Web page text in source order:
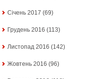
Січень 2017 (69)
Грудень 2016 (113)
Листопад 2016 (142)
Жовтень 2016 (96)